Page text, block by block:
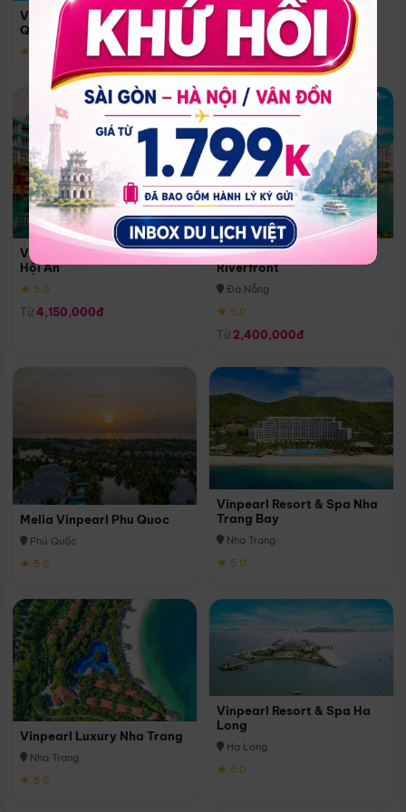
Vinpearl Resort & Spa Phu
Quoc
★ 5.0
Quoc
Phú Quốc
★ 5.0
Vinpearl Resort & Golf Nam
Hội An
★ 5.0
Từ 4,150,000đ
Melia Vinpearl Danang
Riverfront
Đà Nẵng
★ 5.0
Từ 2,400,000đ
Melia Vinpearl Phu Quoc
Phú Quốc
★ 5.0
Vinpearl Resort & Spa Nha
Trang Bay
Nha Trang
★ 5.0
Vinpearl Luxury Nha Trang
Nha Trang
★ 5.0
Vinpearl Resort & Spa Ha
Long
Hạ Long
★ 5.0